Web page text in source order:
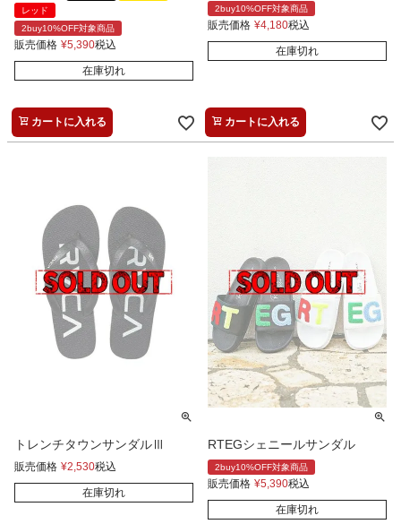
レッド
2buy10%OFF対象商品
販売価格 ¥5,390税込
在庫切れ
カートに入れる
2buy10%OFF対象商品
販売価格 ¥4,180税込
在庫切れ
カートに入れる
トレンチタウンサンダルⅢ
販売価格 ¥2,530税込
在庫切れ
RTEGシェニールサンダル
2buy10%OFF対象商品
販売価格 ¥5,390税込
在庫切れ